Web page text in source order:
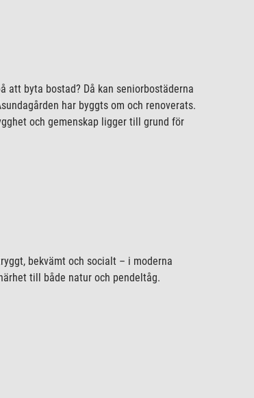
att byta bostad? Då kan seniorbostäderna
har byggts om och renoverats.
och gemenskap ligger till grund för
bekvämt och socialt – i moderna
till både natur och pendeltåg.